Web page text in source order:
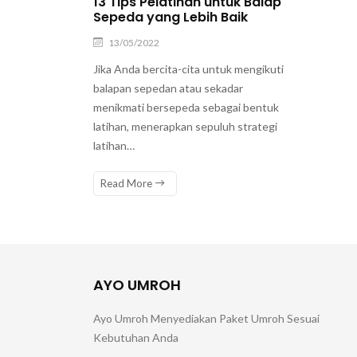
Sepeda yang Lebih Baik
13/05/2022
Jika Anda bercita-cita untuk mengikuti
balapan sepedan atau sekadar
menikmati bersepeda sebagai bentuk
latihan, menerapkan sepuluh strategi
latihan…
Read More
AYO UMROH
Ayo Umroh Menyediakan Paket Umroh Sesuai
Kebutuhan Anda